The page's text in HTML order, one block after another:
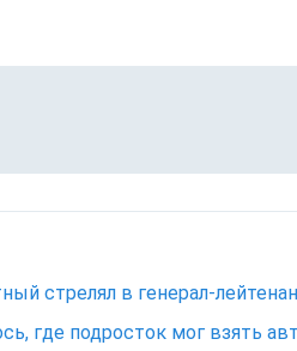
стрелял в генерал-
где подросток мог взять